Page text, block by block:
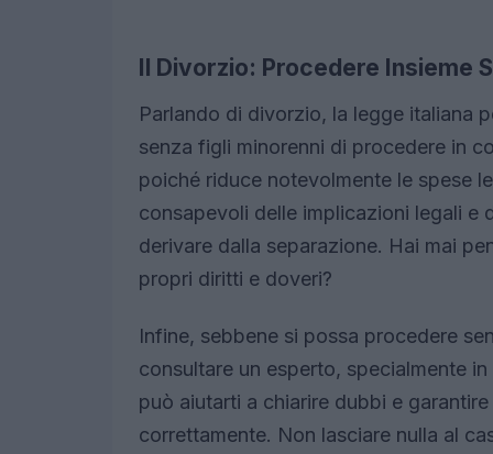
Il Divorzio: Procedere Insieme
Parlando di divorzio, la legge italiana
senza figli minorenni di procedere in
poiché riduce notevolmente le spese
consapevoli delle implicazioni legali e
derivare dalla separazione. Hai mai
propri diritti e doveri?
Infine, sebbene si possa procedere
consultare un esperto, specialmente
può aiutarti a chiarire dubbi e
correttamente. Non lasciare nulla al